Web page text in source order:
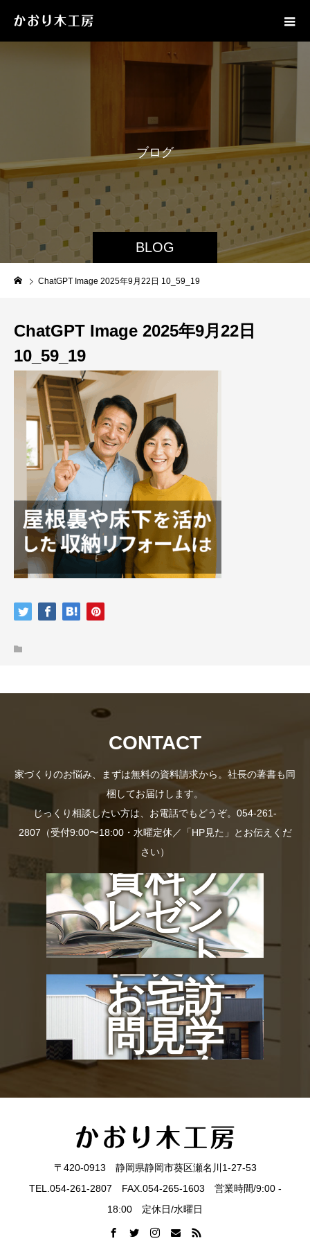
BLOG
ブログ
ChatGPT Image 2025年9月22日 10_59_19
ChatGPT Image 2025年9月22日
10_59_19
CONTACT
家づくりのお悩み、まずは無料の資料請求から。社長の著書も同
梱してお届けします。
じっくり相談したい方は、お電話でもどうぞ。054-261-
2807（受付9:00〜18:00・水曜定休／「HP見た」とお伝えくだ
さい）
資料プ
レゼン
ト
社長の
お宅訪
問見学
〒420-0913 静岡県静岡市葵区瀬名川1-27-53
TEL.054-261-2807 FAX.054-265-1603 営業時間/9:00 -
18:00 定休日/水曜日